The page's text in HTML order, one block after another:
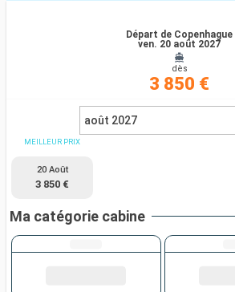
Départ de Copenhague
ven. 20 août 2027
dès
3 850 €
août 2027
MEILLEUR PRIX
20 Août
3 850 €
Ma catégorie cabine
Rechercher